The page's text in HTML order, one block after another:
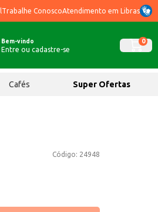
Trabalhe ConoscoAtendimento em Libras
Bem-vindo
Entre ou cadastre-se
0
Cafés Super Ofertas
Código: 24948